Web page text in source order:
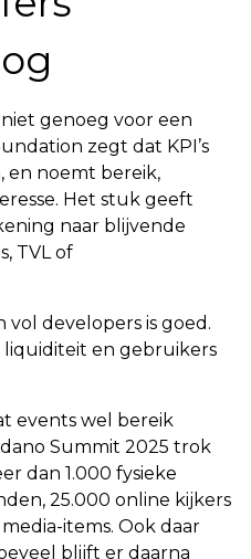
genoeg voor een
zegt dat KPI’s
en noemt bereik,
Het stuk geeft
naar blijvende
TVL of
developers is goed.
liquiditeit en gebruikers
events wel bereik
Summit 2025 trok
dan 1.000 fysieke
25.000 online kijkers
items. Ook daar
blijft er daarna